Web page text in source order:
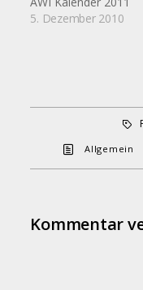
5. Dezember 2010
Allgemein
Kommentar